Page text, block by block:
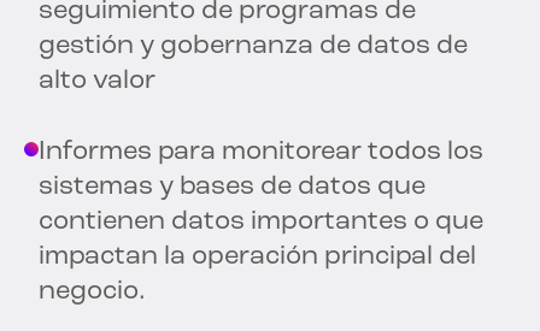
seguimiento de programas de
gestión y gobernanza de datos de
alto valor
Informes para monitorear todos los
sistemas y bases de datos que
contienen datos importantes o que
impactan la operación principal del
negocio.